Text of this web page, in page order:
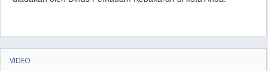
VIDEO